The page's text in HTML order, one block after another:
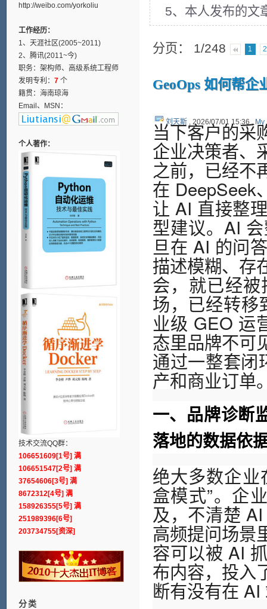
5、本人发布的文
分页： 1/248 1 2
GeoOps 如何帮企
刘天斯, 2026/07/01 15:36 , My
当下客户的采
企业决策者、
之前，已经不
在 DeepSeek
让 AI 直接整
型建议。AI
旦在 AI 的问
描述模糊、存
会，就已经
场，已经转移
业级 GEO 运
态里品牌不可
通过一整套闭
产和商业订单
一、品牌诊断
落地的数据依
绝大多数企
盒模式”。企
及，不清楚
高频提问场景
容可以被 AI
布内容，投入
断有没有在
http://weibo.com/yorkoliu
工作经历：
1、天涯社区(2005~2011)
2、腾讯(2011~今)
职务：架构师、高级系统工程师
发明专利： 7个
籍贯：海南琼海
Email、MSN：
个人著作：
技术交流QQ群：
106651609[1号] 满
106651547[2号] 满
37654606[3号] 满
8672312[4号] 满
158926355[5号] 满
251989396[6号]
203734755[资深]
分类